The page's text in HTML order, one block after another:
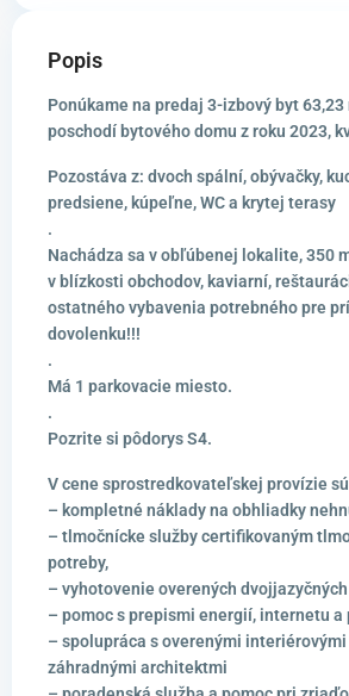
Popis
Ponúkame na predaj 3-izbový byt 63,23
poschodí bytového domu z roku 2023,
Pozostáva z: dvoch spální, obývačky,
predsiene, kúpeľne, WC a krytej terasy
.
Nachádza sa v obľúbenej lokalite, 350
v blízkosti obchodov, kaviarní,
ostatného vybavenia potrebného pre
dovolenku!!!
.
Má 1 parkovacie miesto.
.
Pozrite si pôdorys S4.
V cene sprostredkovateľskej provízie
– kompletné náklady na obhliadky
– tlmočnícke služby certifikovaným
potreby,
– vyhotovenie overených
– pomoc s prepismi energií, internetu a
– spolupráca s overenými interiérovými
záhradnými architektmi